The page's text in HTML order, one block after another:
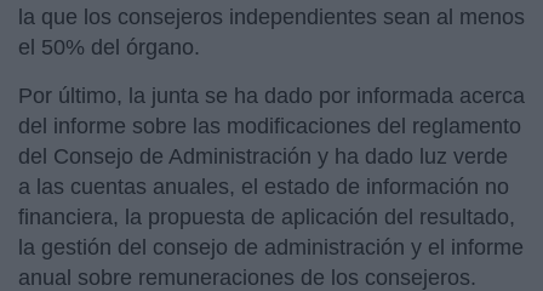
la que los consejeros independientes sean al menos
el 50% del órgano.
Por último, la junta se ha dado por informada acerca
del informe sobre las modificaciones del reglamento
del Consejo de Administración y ha dado luz verde
a las cuentas anuales, el estado de información no
financiera, la propuesta de aplicación del resultado,
la gestión del consejo de administración y el informe
anual sobre remuneraciones de los consejeros.